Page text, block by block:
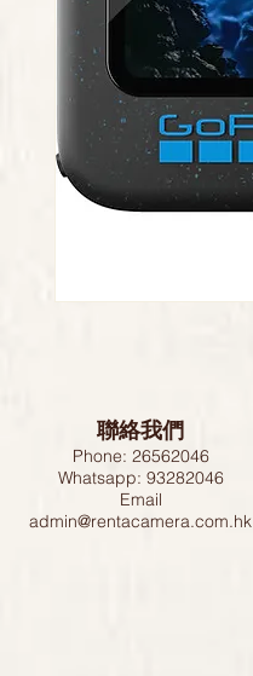
聯絡我們
Phone: 26562046
Whatsapp: 93282046
Email
admin@rentacamera.com.hk